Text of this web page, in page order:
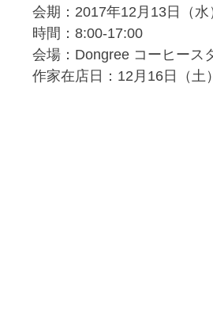
会期：2017年12月13日（水
時間：8:00-17:00
会場：Dongree コーヒース
作家在店日：12月16日（土